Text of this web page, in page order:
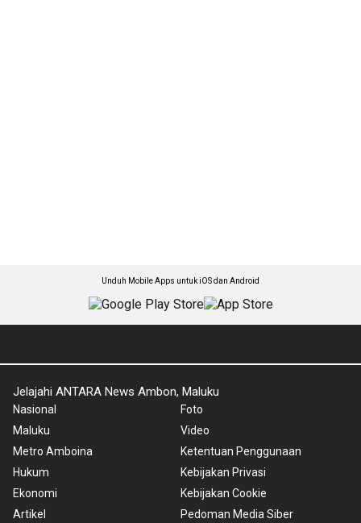
Unduh Mobile Apps untuk iOS dan Android
Jelajahi ANTARA News Ambon, Maluku
Nasional
Maluku
Metro Amboina
Hukum
Ekonomi
Artikel
Foto
Video
Ketentuan Penggunaan
Kebijakan Privasi
Kebijakan Cookie
Pedoman Media Siber